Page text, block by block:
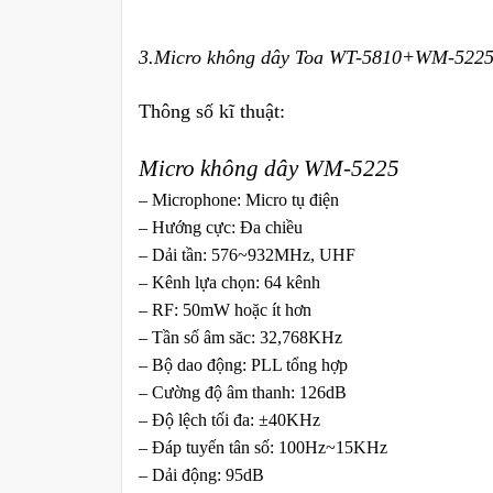
3.Micro không dây Toa WT-5810+WM-5225
Thông số kĩ thuật:
Micro không dây WM-5225
– Microphone: Micro tụ điện
– Hướng cực: Đa chiều
– Dải tần: 576~932MHz, UHF
– Kênh lựa chọn: 64 kênh
– RF: 50mW hoặc ít hơn
– Tần số âm săc: 32,768KHz
– Bộ dao động: PLL tổng hợp
– Cường độ âm thanh: 126dB
– Độ lệch tối đa: ±40KHz
– Đáp tuyến tân số: 100Hz~15KHz
– Dải động: 95dB